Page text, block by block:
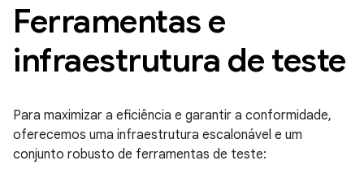
Ferramentas e
infraestrutura de teste
Para maximizar a eficiência e garantir a conformidade,
oferecemos uma infraestrutura escalonável e um
conjunto robusto de ferramentas de teste: